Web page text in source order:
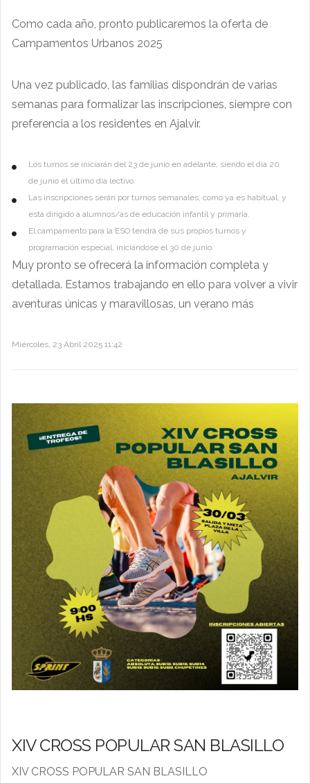
Como cada año, pronto publicaremos la oferta de
Campamentos Urbanos 2025
Una vez publicado, las familias dispondrán de varias
semanas para formalizar las inscripciones, siempre con
preferencia a los residentes en Ajalvir.
Los turnos se iniciarán del 23 de junio en adelante, siendo el día 20
de junio el último día lectivo.
Las inscripciones serán por turnos semanales, como ya es habitual, y
está dirigido a alumnos/as de educación infantil y primaria.
El campamento para la ESO tendrá de sus propios turnos y
programación especial, iniciándose el 30 de junio.
Muy pronto se ofrecerá la información completa y
detallada. Estamos trabajando en ello para volver a vivir
aventuras únicas y maravillosas, un verano más
Miércoles, 23 Abril 2025 11:42
XIV CROSS POPULAR SAN BLASILLO
XIV CROSS POPULAR SAN BLASILLO